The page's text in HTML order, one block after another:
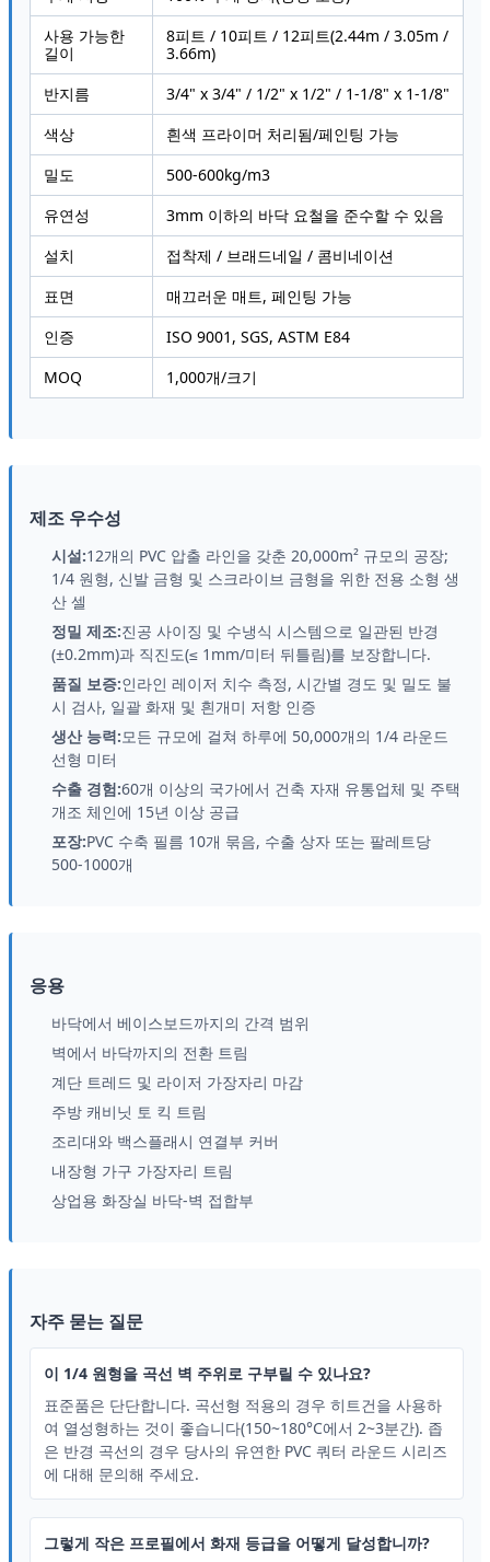
사용 가능한
길이
8피트 / 10피트 / 12피트(2.44m / 3.05m /
3.66m)
반지름
3/4" x 3/4" / 1/2" x 1/2" / 1-1/8" x 1-1/8"
색상
흰색 프라이머 처리됨/페인팅 가능
밀도
500-600kg/m3
유연성
3mm 이하의 바닥 요철을 준수할 수 있음
설치
접착제 / 브래드네일 / 콤비네이션
표면
매끄러운 매트, 페인팅 가능
인증
ISO 9001, SGS, ASTM E84
MOQ
1,000개/크기
제조 우수성
시설:12개의 PVC 압출 라인을 갖춘 20,000m² 규모의 공장;
1/4 원형, 신발 금형 및 스크라이브 금형을 위한 전용 소형 생
산 셀
정밀 제조:진공 사이징 및 수냉식 시스템으로 일관된 반경
(±0.2mm)과 직진도(≤ 1mm/미터 뒤틀림)를 보장합니다.
품질 보증:인라인 레이저 치수 측정, 시간별 경도 및 밀도 불
시 검사, 일괄 화재 및 흰개미 저항 인증
생산 능력:모든 규모에 걸쳐 하루에 50,000개의 1/4 라운드
선형 미터
수출 경험:60개 이상의 국가에서 건축 자재 유통업체 및 주택
개조 체인에 15년 이상 공급
포장:PVC 수축 필름 10개 묶음, 수출 상자 또는 팔레트당
500-1000개
응용
바닥에서 베이스보드까지의 간격 범위
벽에서 바닥까지의 전환 트림
계단 트레드 및 라이저 가장자리 마감
주방 캐비닛 토 킥 트림
조리대와 백스플래시 연결부 커버
내장형 가구 가장자리 트림
상업용 화장실 바닥-벽 접합부
자주 묻는 질문
이 1/4 원형을 곡선 벽 주위로 구부릴 수 있나요?
표준품은 단단합니다. 곡선형 적용의 경우 히트건을 사용하
여 열성형하는 것이 좋습니다(150~180°C에서 2~3분간). 좁
은 반경 곡선의 경우 당사의 유연한 PVC 쿼터 라운드 시리즈
에 대해 문의해 주세요.
그렇게 작은 프로필에서 화재 등급을 어떻게 달성합니까?